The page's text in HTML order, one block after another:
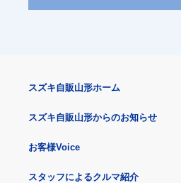
スズキ自販山形ホーム
スズキ自販山形からのお知らせ
お客様Voice
スタッフによるクルマ紹介